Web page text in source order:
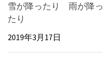
雪が降ったり 雨が降っ
たり
2019年3月17日